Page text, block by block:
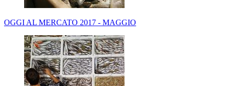
OGGI AL MERCATO 2017 - MAGGIO